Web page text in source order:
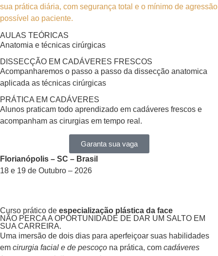
sua prática diária, com segurança total e o mínimo de agressão
possível ao paciente.
AULAS TEÓRICAS
Anatomia e técnicas cirúrgicas
DISSECÇÃO EM CADÁVERES FRESCOS
Acompanharemos o passo a passo da dissecção anatomica
aplicada as técnicas cirúrgicas
PRÁTICA EM CADÁVERES
Alunos praticam todo aprendizado em cadáveres frescos e
acompanham as cirurgias em tempo real.
Garanta sua vaga
Florianópolis – SC – Brasil
18 e 19 de Outubro – 2026
Curso prático de especialização plástica da face
NÃO PERCA A OPORTUNIDADE DE DAR UM SALTO EM
SUA CARREIRA.
Uma imersão de dois dias para aperfeiçoar suas habilidades
em cirurgia facial e de pescoço na prática, com cadáveres